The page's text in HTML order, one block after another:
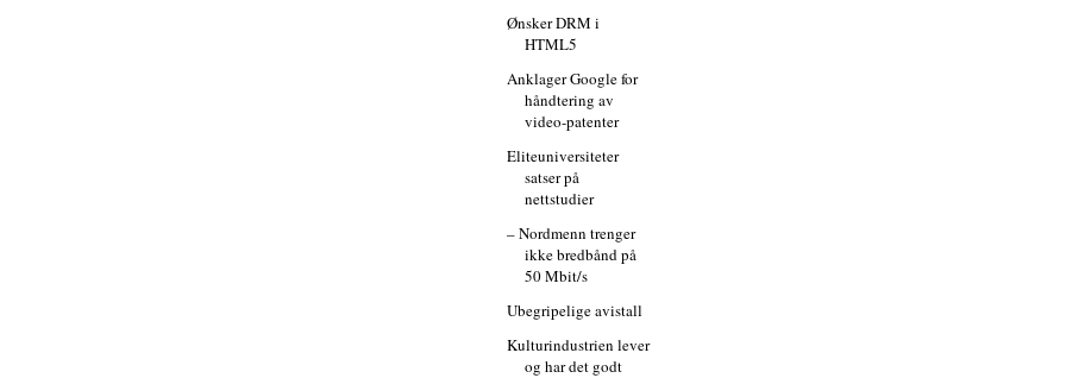
Ønsker DRM i
HTML5
Anklager Google for
håndtering av
video-patenter
Eliteuniversiteter
satser på
nettstudier
– Nordmenn trenger
ikke bredbånd på
50 Mbit/s
Ubegripelige avistall
Kulturindustrien lever
og har det godt